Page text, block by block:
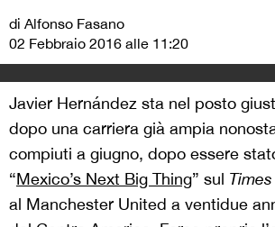
di Alfonso Fasano
02 Febbraio 2016 alle 11:20
Javier Hernández sta nel posto
dopo una carriera già ampia
compiuti a giugno, dopo essere
“Mexico’s Next Big Thing” sul Times
al Manchester United a ventidue